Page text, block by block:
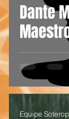
Dante
Equipe